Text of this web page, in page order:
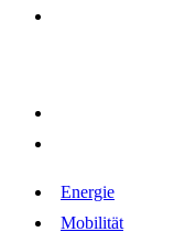
Energie
Mobilität